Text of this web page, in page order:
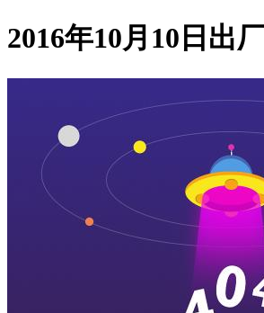
2016年10月10日出